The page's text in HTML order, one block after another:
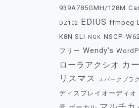
939A785GMH/128M
DZ102 EDIUS ffmpeg
K8N SLI
NGK NSCP-
フリー Wendy's
ローラアクシオ カ
リスマス
スパークプラ
ディスプレイオーディオ